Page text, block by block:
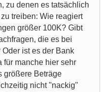
zu denen es tatsächlich
treiben: Wie reagiert
größer 100K? Gibt
die es bei
ist es der Bank
für manche hier sehr
größere Beträge
nicht "nackig"